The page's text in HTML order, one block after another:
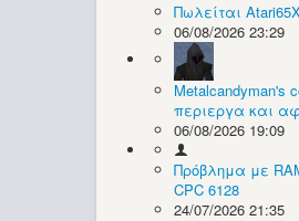
Πωλείται
06/08/2026 23:29
Metalcandyman's
περιεργα και
06/08/2026 19:09
Πρόβλημα με
CPC 6128
24/07/2026 21:35